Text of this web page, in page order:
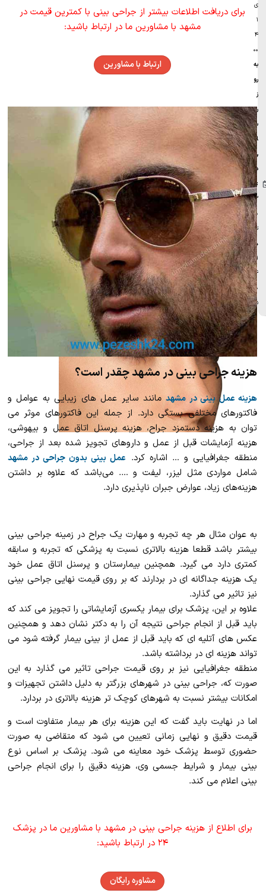
ی
۱
۴
۰۰
به‌
رو
ز‌
ر
س
ان
ی
در
:
۳
۰
تی
ر
۱
۴
۰
۵
برای دریافت اطلاعات بیشتر از جراحی بینی با کمترین قیمت در
مشهد با مشاورین ما در ارتباط باشید:
ارتباط با مشاورین
هزینه جراحی بینی در مشهد چقدر است؟
هزینه عمل بینی در مشهدمانند سایر عمل های زیبایی به عوامل و
فاکتورهای مختلفی بستگی دارد. از جمله این فاکتورهای موثر می
توان به هزینه دستمزد جراح، هزینه پرسنل اتاق عمل و بیهوشی،
هزینه آزمایشات قبل از عمل و داروهای تجویز شده بعد از جراحی،
منطقه جغرافیایی و … اشاره کرد. عمل بینی بدون جراحی درمشهد
شامل مواردی مثل لیزر، لیفت و …. می‌باشد که علاوه بر داشتن
هزینه‌های زیاد، عوارض جبران ناپذیری دارد.
به عوان مثال هر چه تجربه و مهارت یک جراح در زمینه جراحی بینی
بیشتر باشد قطعا هزینه بالاتری نسبت به پزشکی که تجربه و سابقه
کمتری دارد می گیرد. همچنین بیمارستان و پرسنل اتاق عمل خود
یک هزینه جداگانه ای در بردارند که بر روی قیمت نهایی جراحی بینی
نیز تاثیر می گذارد.
علاوه بر این، پزشک برای بیمار یکسری آزمایشاتی را تجویز می کند که
باید قبل از انجام جراحی نتیجه آن را به دکتر نشان دهد و همچنین
عکس های آتلیه ای که باید قبل از عمل از بینی بیمار گرفته شود می
تواند هزینه ای در برداشته باشد.
منطقه جغرافیایی نیز بر روی قیمت جراحی تاثیر می گذارد به این
صورت که، جراحی بینی در شهرهای بزرگتر به دلیل داشتن تجهیزات و
امکانات بیشتر نسبت به شهرهای کوچک تر هزینه بالاتری در بردارد.
اما در نهایت باید گفت که این هزینه برای هر بیمار متفاوت است و
قیمت دقیق و نهایی زمانی تعیین می شود که متقاضی به صورت
حضوری توسط پزشک خود معاینه می شود. پزشک بر اساس نوع
بینی بیمار و شرایط جسمی وی، هزینه دقیق را برای انجام جراحی
بینی اعلام می کند.
برای اطلاع از هزینه جراحی بینی در مشهد با مشاورین ما در پزشک
۲۴ در ارتباط باشید:
مشاوره رایگان